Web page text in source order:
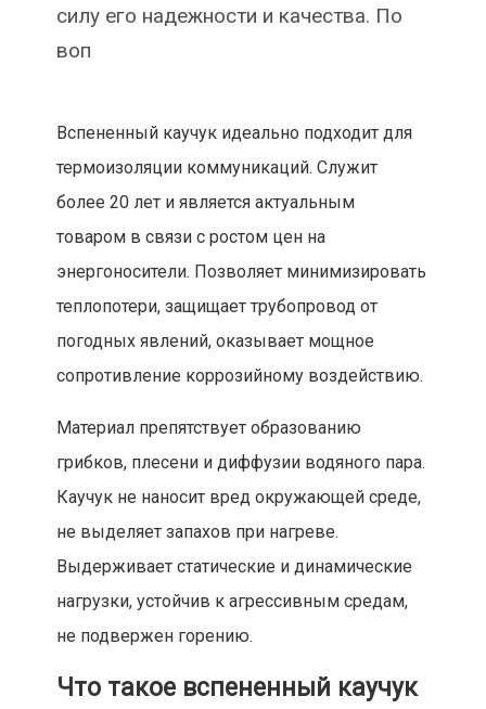
силу его надежности и качества. По
воп
Вспененный каучук идеально подходит для
термоизоляции коммуникаций. Служит
более 20 лет и является актуальным
товаром в связи с ростом цен на
энергоносители. Позволяет минимизировать
теплопотери, защищает трубопровод от
погодных явлений, оказывает мощное
сопротивление коррозийному воздействию.
Материал препятствует образованию
грибков, плесени и диффузии водяного пара.
Каучук не наносит вред окружающей среде,
не выделяет запахов при нагреве.
Выдерживает статические и динамические
нагрузки, устойчив к агрессивным средам,
не подвержен горению.
Что такое вспененный каучук